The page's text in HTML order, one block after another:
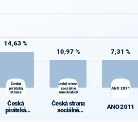
14,63 %
Česká
pirátská
strana
Česká
pirátská
10,97 %
Česká strana
sociálně
demokratická
Česká strana
sociálně
7,31 %
ANO 2011
ANO 2011